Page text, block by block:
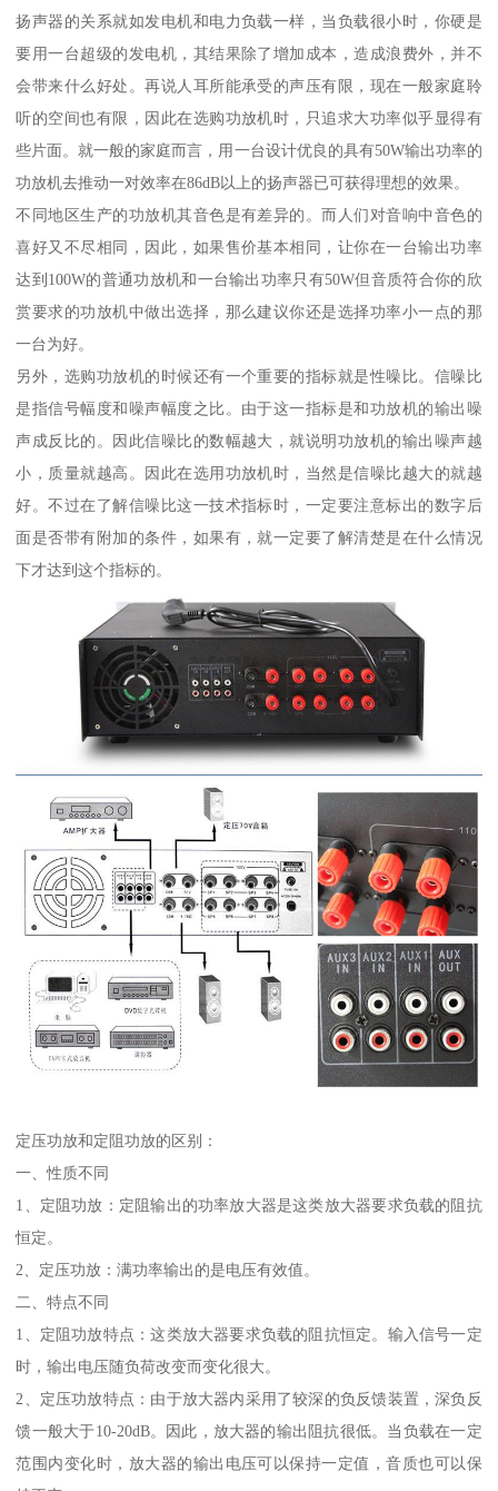
扬声器的关系就如发电机和电力负载一样，当负载很小时，你硬是
要用一台超级的发电机，其结果除了增加成本，造成浪费外，并不
会带来什么好处。再说人耳所能承受的声压有限，现在一般家庭聆
听的空间也有限，因此在选购功放机时，只追求大功率似乎显得有
些片面。就一般的家庭而言，用一台设计优良的具有50W输出功率的
功放机去推动一对效率在86dB以上的扬声器已可获得理想的效果。
不同地区生产的功放机其音色是有差异的。而人们对音响中音色的
喜好又不尽相同，因此，如果售价基本相同，让你在一台输出功率
达到100W的普通功放机和一台输出功率只有50W但音质符合你的欣
赏要求的功放机中做出选择，那么建议你还是选择功率小一点的那
一台为好。
另外，选购功放机的时候还有一个重要的指标就是性噪比。信噪比
是指信号幅度和噪声幅度之比。由于这一指标是和功放机的输出噪
声成反比的。因此信噪比的数幅越大，就说明功放机的输出噪声越
小，质量就越高。因此在选用功放机时，当然是信噪比越大的就越
好。不过在了解信噪比这一技术指标时，一定要注意标出的数字后
面是否带有附加的条件，如果有，就一定要了解清楚是在什么情况
下才达到这个指标的。
定压功放和定阻功放的区别：
一、性质不同
1、定阻功放：定阻输出的功率放大器是这类放大器要求负载的阻抗
恒定。
2、定压功放：满功率输出的是电压有效值。
二、特点不同
1、定阻功放特点：这类放大器要求负载的阻抗恒定。输入信号一定
时，输出电压随负荷改变而变化很大。
2、定压功放特点：由于放大器内采用了较深的负反馈装置，深负反
馈一般大于10-20dB。因此，放大器的输出阻抗很低。当负载在一定
范围内变化时，放大器的输出电压可以保持一定值，音质也可以保